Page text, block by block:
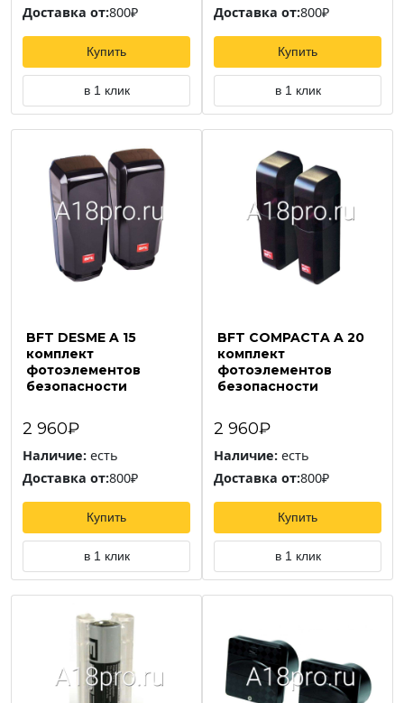
Доставка от:800₽
Купить
в 1 клик
Доставка от:800₽
Купить
в 1 клик
BFT DESME A 15
комплект
фотоэлементов
безопасности
2 960₽
Наличие: есть
Доставка от:800₽
Купить
в 1 клик
BFT COMPACTA A 20
комплект
фотоэлементов
безопасности
2 960₽
Наличие: есть
Доставка от:800₽
Купить
в 1 клик